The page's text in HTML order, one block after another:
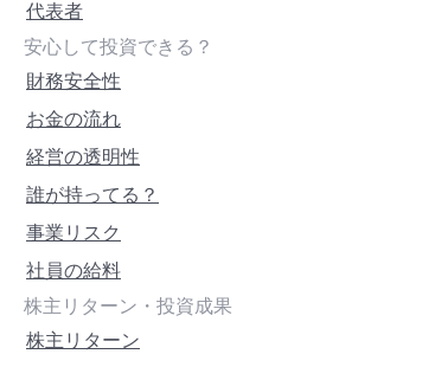
代表者
安心して投資できる？
財務安全性
お金の流れ
経営の透明性
誰が持ってる？
事業リスク
社員の給料
株主リターン・投資成果
株主リターン